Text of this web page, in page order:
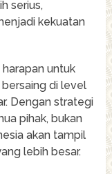
serius,
kekuatan
untuk
di level
Dengan strategi
pihak, bukan
akan tampil
lebih besar.